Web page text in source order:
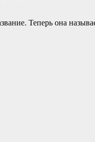
Теперь она